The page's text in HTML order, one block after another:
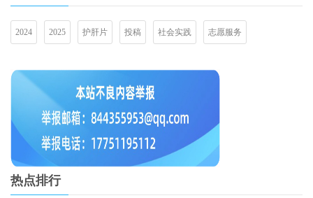
2024 2025 护肝片 投稿 社会实践 志愿服务
热点排行